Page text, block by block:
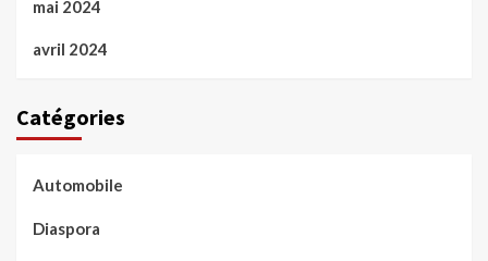
mai 2024
avril 2024
Catégories
Automobile
Diaspora